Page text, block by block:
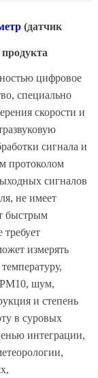
(датчик
цифровое
специально
скорости и
сигнала и
протоколом
сигналов
не имеет
быстрым
измерять
шум,
и степень
в суровых
интеграции,